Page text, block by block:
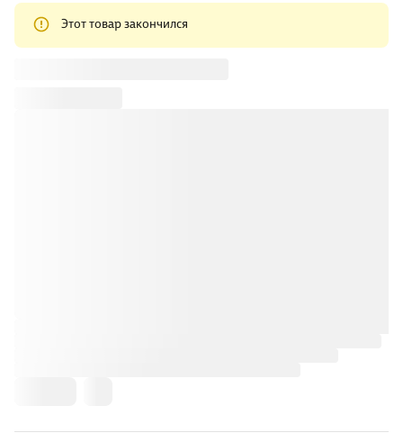
Этот товар закончился